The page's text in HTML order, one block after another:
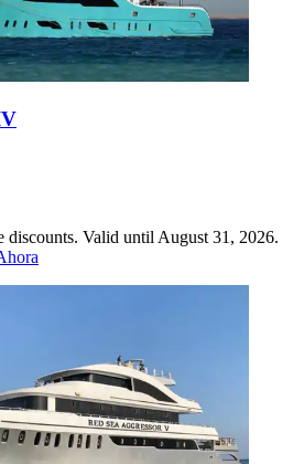
discounts. Valid until August 31, 2026.